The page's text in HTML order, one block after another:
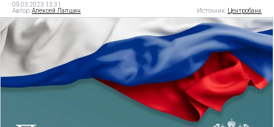
09.03.2023 13:31
Автор:Алексей Лапшин Источник: Центробанк